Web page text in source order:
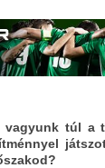
vagyunk túl a